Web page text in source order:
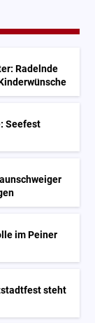
Radelnde
Seefest
im Peiner
steht